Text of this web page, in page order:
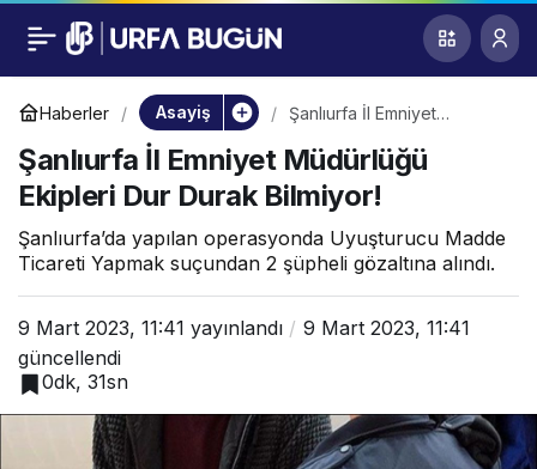
Haberler Asayiş
Şanlıurfa İl Emniyet
Durak Bilmiyor!
Şanlıurfa İl Emniyet Müdürlüğü
Ekipleri Dur Durak Bilmiyor!
Şanlıurfa’da yapılan operasyonda Uyuşturucu Madde
Ticareti Yapmak suçundan 2 şüpheli gözaltına alındı.
9 Mart 2023, 11:41 yayınlandı
9 Mart 2023, 11:41
güncellendi
0dk, 31sn
Şanlıurfa İl Emniyet
Müdürlüğü Ekipleri
Dur Durak Bilmiyor!
0